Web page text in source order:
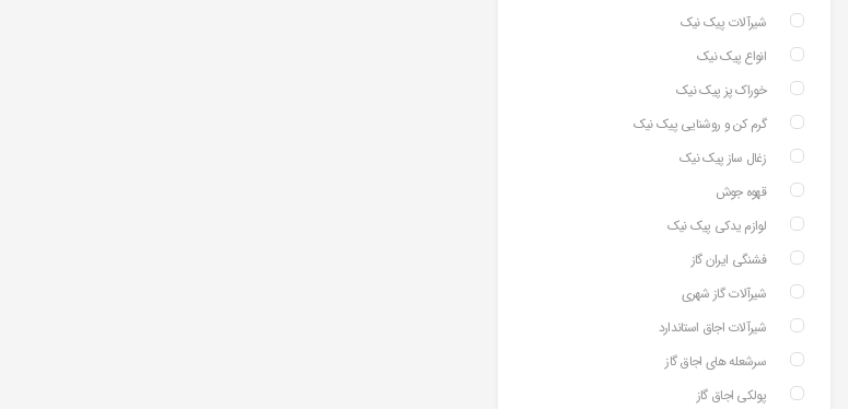
شیرآلات پیک نیک
انواع پیک نیک
خوراک پز پیک نیک
گرم کن و روشنایی پیک نیک
زغال ساز پیک نیک
قهوه جوش
لوازم یدکی پیک نیک
فشنگی ایران گاز
شیرآلات گاز شهری
شیرآلات اجاق استاندارد
سرشعله های اجاق گاز
پولکی اجاق گاز